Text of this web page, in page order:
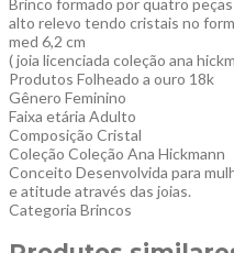
Brinco formado por quatro
alto relevo tendo cristais no
med 6,2 cm
( joia licenciada coleção ana
Produtos Folheado a ouro 18k
Gênero Feminino
Faixa etária Adulto
Composição Cristal
Coleção Coleção Ana Hickmann
Conceito Desenvolvida para
e atitude através das joias.
Categoria Brincos